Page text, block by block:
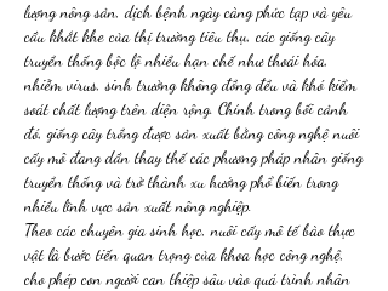
lượng nông sản, dịch bệnh ngày càng phức tạp và yêu
cầu khắt khe của thị trường tiêu thụ, các giống cây
truyền thống bộc lộ nhiều hạn chế như thoái hóa,
nhiễm virus, sinh trưởng không đồng đều và khó kiểm
soát chất lượng trên diện rộng. Chính trong bối cảnh
đó, giống cây trồng được sản xuất bằng công nghệ nuôi
cấy mô đang dần thay thế các phương pháp nhân giống
truyền thống và trở thành xu hướng phổ biến trong
nhiều lĩnh vực sản xuất nông nghiệp.
Theo các chuyên gia sinh học, nuôi cấy mô tế bào thực
vật là bước tiến quan trọng của khoa học công nghệ,
cho phép con người can thiệp sâu vào quá trình nhân